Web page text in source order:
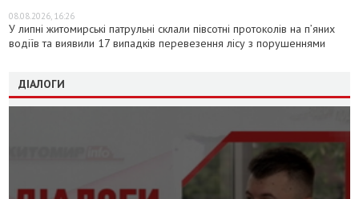
08.08.2026, 16:26
У липні житомирські патрульні склали півсотні протоколів на пʼяних
водіїв та виявили 17 випадків перевезення лісу з порушеннями
ДІАЛОГИ